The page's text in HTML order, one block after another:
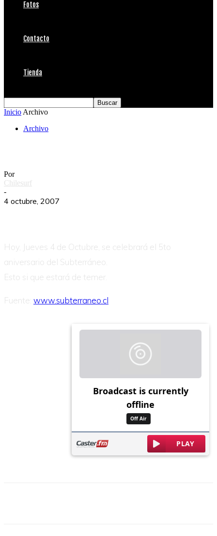
Fotos
Contacto
Tienda
Inicio Archivo
Archivo
Por
Chilesurf
-
4 octubre, 2007
Hoy, Jueves 4 de Octubre, se celebrará el 5to
aniversario del Subterráneo.
Esto si que estará de temer.
Fuente: www.subterraneo.cl